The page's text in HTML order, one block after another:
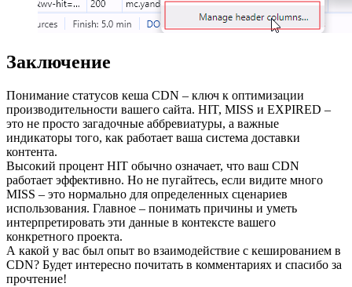
Заключение
Понимание статусов кеша CDN – ключ к оптимизации
производительности вашего сайта. HIT, MISS и EXPIRED –
это не просто загадочные аббревиатуры, а важные
индикаторы того, как работает ваша система доставки
контента.
Высокий процент HIT обычно означает, что ваш CDN
работает эффективно. Но не пугайтесь, если видите много
MISS – это нормально для определенных сценариев
использования. Главное – понимать причины и уметь
интерпретировать эти данные в контексте вашего
конкретного проекта.
А какой у вас был опыт во взаимодействие с кешированием в
CDN? Будет интересно почитать в комментариях и спасибо за
прочтение!